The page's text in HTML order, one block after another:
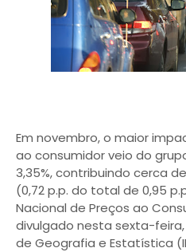
Em novembro, o maior
ao consumidor veio do
3,35%, contribuindo cerca
(0,72 p.p. do total de 0,95
Nacional de Preços ao
divulgado nesta sexta-feira,
de Geografia e Estatística